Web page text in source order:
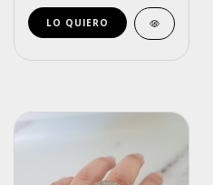
LO QUIERO